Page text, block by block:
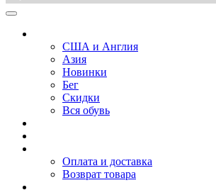
США и Англия
Азия
Новинки
Бег
Скидки
Вся обувь
Оплата и доставка
Возврат товара